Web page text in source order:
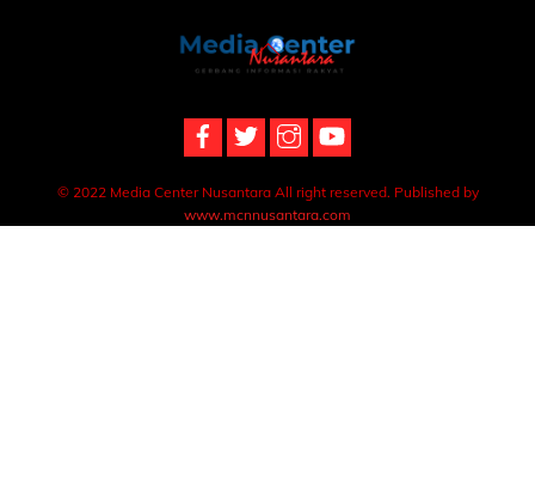
Back
To
© 2022 Media Center Nusantara All right reserved. Published by
www.mcnnusantara.com